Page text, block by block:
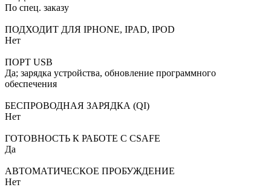
По спец. заказу
ПОДХОДИТ ДЛЯ IPHONE, IPAD, IPOD
Нет
ПОРТ USB
Да; зарядка устройства, обновление программного
обеспечения
БЕСПРОВОДНАЯ ЗАРЯДКА (QI)
Нет
ГОТОВНОСТЬ К РАБОТЕ С CSAFE
Да
АВТОМАТИЧЕСКОЕ ПРОБУЖДЕНИЕ
Нет